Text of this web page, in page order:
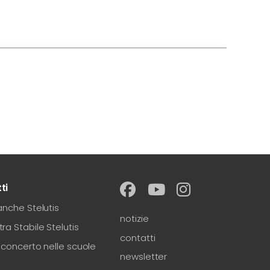
Stelutis
Stabile Stelutis
nelle scuole
notizie
contatti
newsletter